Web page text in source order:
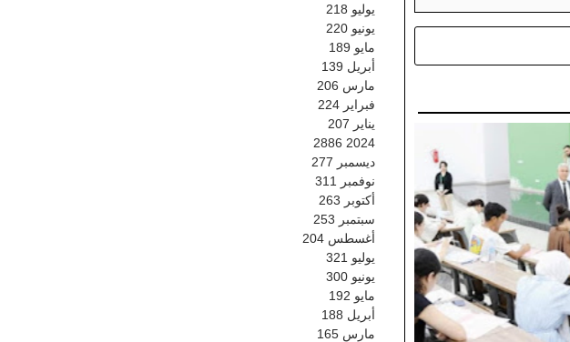
يوليو 218
يونيو 220
مايو 189
أبريل 139
مارس 206
فبراير 224
يناير 207
2024
2886
ديسمبر 277
نوفمبر
311
أكتوبر 263
سبتمبر 253
أغسطس 204
يوليو 321
يونيو 300
مايو 192
أبريل 188
مارس 165